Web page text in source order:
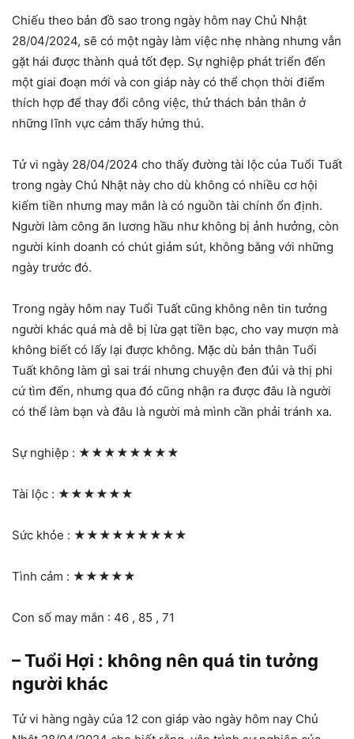
Chiếu theo bản đồ sao trong ngày hôm nay Chủ Nhật
28/04/2024, sẽ có một ngày làm việc nhẹ nhàng nhưng vẫn
gặt hái được thành quả tốt đẹp. Sự nghiệp phát triển đến
một giai đoạn mới và con giáp này có thể chọn thời điểm
thích hợp để thay đổi công việc, thử thách bản thân ở
những lĩnh vực cảm thấy hứng thú.
Tử vi ngày 28/04/2024 cho thấy đường tài lộc của Tuổi Tuất
trong ngày Chủ Nhật này cho dù không có nhiều cơ hội
kiếm tiền nhưng may mắn là có nguồn tài chính ổn định.
Người làm công ăn lương hầu như không bị ảnh hưởng, còn
người kinh doanh có chút giảm sút, không bằng với những
ngày trước đó.
Trong ngày hôm nay Tuổi Tuất cũng không nên tin tưởng
người khác quá mà dễ bị lừa gạt tiền bạc, cho vay mượn mà
không biết có lấy lại được không. Mặc dù bản thân Tuổi
Tuất không làm gì sai trái nhưng chuyện đen đủi và thị phi
cứ tìm đến, nhưng qua đó cũng nhận ra được đâu là người
có thể làm bạn và đâu là người mà mình cần phải tránh xa.
Sự nghiệp : ★★★★★★★★
Tài lộc : ★★★★★★
Sức khỏe : ★★★★★★★★★
Tình cảm : ★★★★★
Con số may mắn : 46 , 85 , 71
– Tuổi Hợi : không nên quá tin tưởng
người khác
Tử vi hàng ngày của 12 con giáp vào ngày hôm nay Chủ